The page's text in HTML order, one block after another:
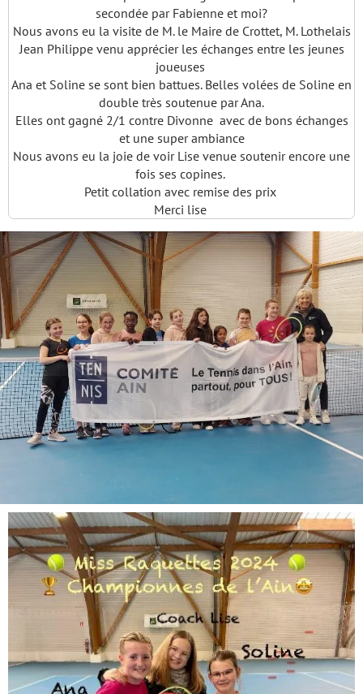
secondée par Fabienne et moi?
Nous avons eu la visite de M. le Maire de Crottet, M. Lothelais
Jean Philippe venu apprécier les échanges entre les jeunes
joueuses
Ana et Soline se sont bien battues. Belles volées de Soline en
double très soutenue par Ana.
Elles ont gagné 2/1 contre Divonne avec de bons échanges
et une super ambiance
Nous avons eu la joie de voir Lise venue soutenir encore une
fois ses copines.
Petit collation avec remise des prix
Merci lise